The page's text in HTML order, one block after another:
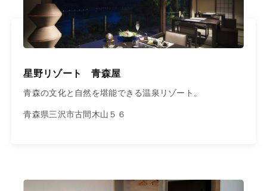
星野リゾート 青森屋
青森の文化と自然を堪能できる温泉リゾート。
青森県三沢市古間木山５６